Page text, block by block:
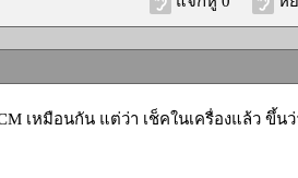
เหมือนกัน แต่ว่า เช็คในเครื่องแล้ว ขึ้นว่